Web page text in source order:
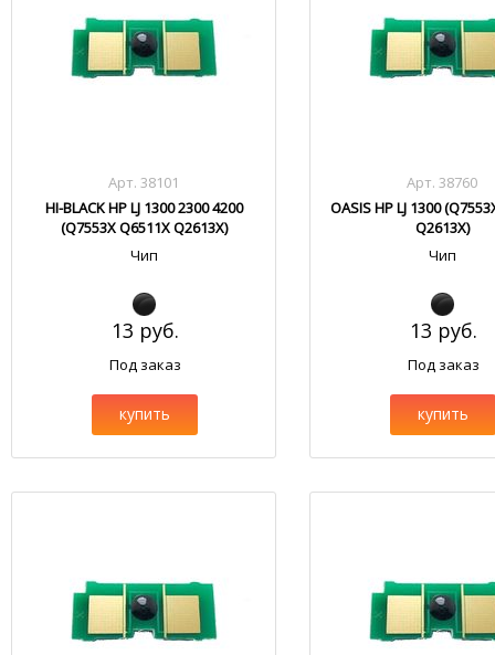
Арт. 38101
HI-BLACK HP LJ 1300 2300 4200
(Q7553X Q6511X Q2613X)
Чип
13 руб.
Под заказ
купить
Арт. 38760
OASIS HP LJ 1300
Q2613X)
Чип
13 руб.
Под заказ
купить